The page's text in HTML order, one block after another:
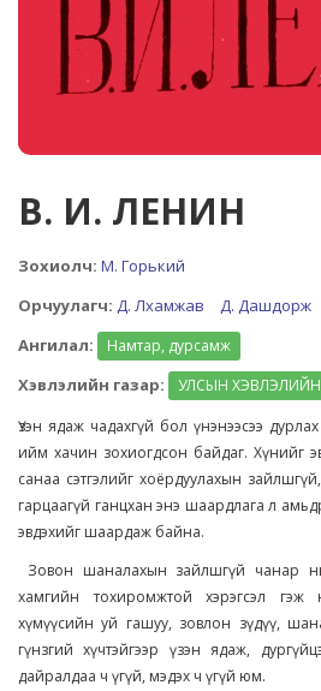
В. И. ЛЕНИН
Зохиолч: М. Горький
Орчуулагч: Д. Лхамжав
Д. Дашдорж
Ангилал:
Намтар, дурсамж
Хэвлэлийн газар:
УЛСЫН
Үзэн ядаж чадахгүй бол үнэнээсээ
ийм хачин зохиогдсон байдаг. Хүнийг
санаа сэтгэлийг хоёрдуулахын
гарцаагүй ганцхан энэ шаардлага л
эвдэхийг шаардаж байна.
Зовон шаналахын зайлшгүй чанар
хамгийн тохиромжтой хэрэгсэл
хүмүүсийн уй гашуу, зовлон зүдүү,
гүнзгий хүчтэйгээр үзэн ядаж,
дайралдаа ч үгүй, мэдэх ч үгүй юм.